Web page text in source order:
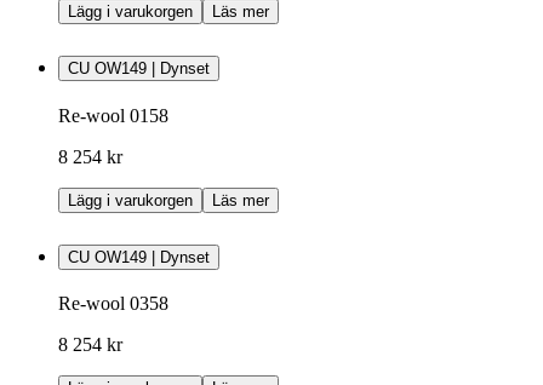
Lägg i varukorgen Läs mer
CU OW149 | Dynset
Re-wool 0158
8 254 kr
Lägg i varukorgen Läs mer
CU OW149 | Dynset
Re-wool 0358
8 254 kr